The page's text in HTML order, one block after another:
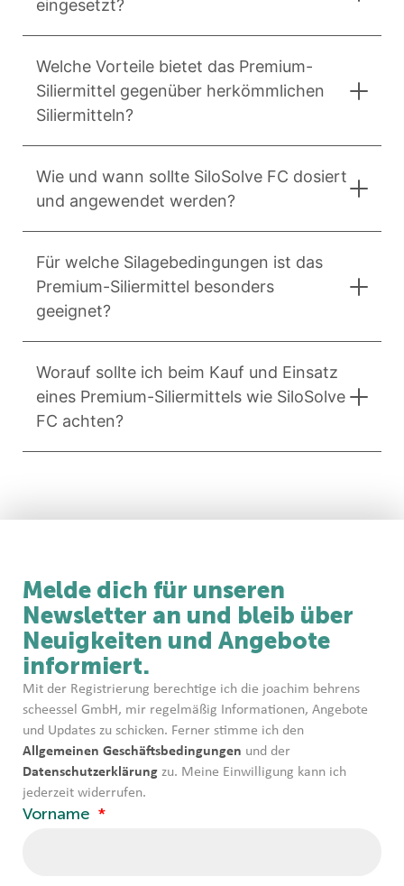
eingesetzt?
Welche Vorteile bietet das Premium-
Siliermittel gegenüber herkömmlichen
Siliermitteln?
Wie und wann sollte SiloSolve FC dosiert
und angewendet werden?
Für welche Silagebedingungen ist das
Premium-Siliermittel besonders
geeignet?
Worauf sollte ich beim Kauf und Einsatz
eines Premium-Siliermittels wie SiloSolve
FC achten?
Melde dich für unseren
Newsletter an und bleib über
Neuigkeiten und Angebote
informiert.
Mit der Registrierung berechtige ich die joachim behrens
scheessel GmbH, mir regelmäßig Informationen, Angebote
und Updates zu schicken. Ferner stimme ich den
Allgemeinen Geschäftsbedingungen und der
Datenschutzerklärung zu. Meine Einwilligung kann ich
jederzeit widerrufen.
Vorname